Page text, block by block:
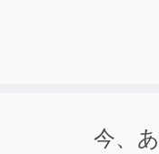
今、